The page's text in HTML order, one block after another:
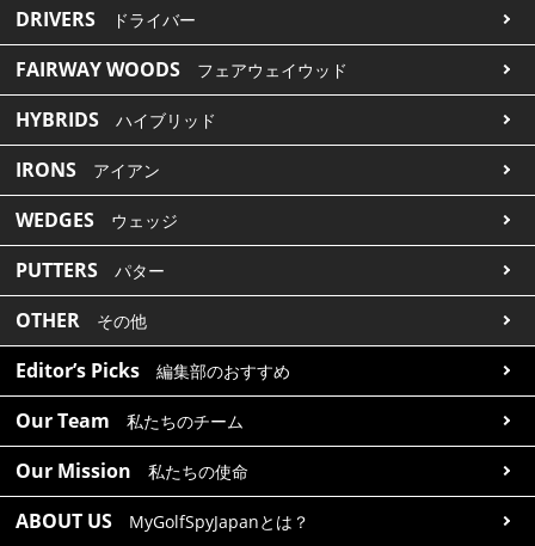
DRIVERS ドライバー
FAIRWAY WOODS フェアウェイウッド
HYBRIDS ハイブリッド
IRONS アイアン
WEDGES ウェッジ
PUTTERS パター
OTHER その他
Editor’s Picks 編集部のおすすめ
Our Team 私たちのチーム
Our Mission 私たちの使命
ABOUT US MyGolfSpyJapanとは？